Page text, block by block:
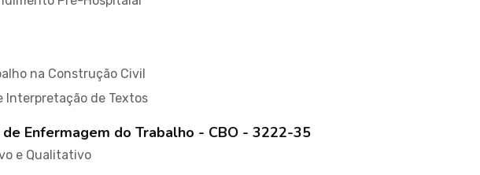
na Construção Civil
Interpretação de Textos
Enfermagem do Trabalho - CBO - 3222-35
e Qualitativo